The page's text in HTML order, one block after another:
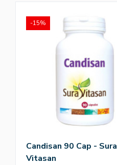
Candisan 90 Cap - Sura
Vitasan
-15%